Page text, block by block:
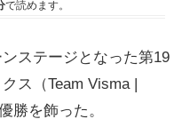
で読めます。
ステージとなった第19
ス（Team Visma |
勝を飾った。